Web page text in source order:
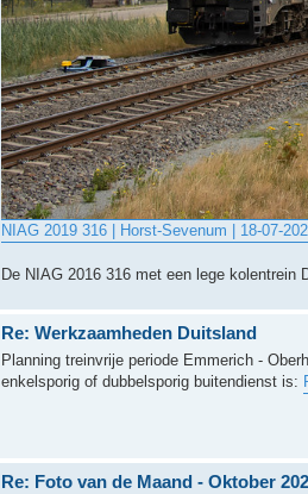
NIAG 2019 316 | Horst-Sevenum | 18-07-
De NIAG 2016 316 met een lege kolentrein
Re: Werkzaamheden Duitsland
Planning treinvrije periode Emmerich -
enkelsporig of dubbelsporig buitendienst is:
Re: Foto van de Maand - Oktober